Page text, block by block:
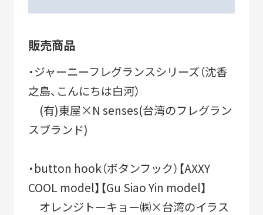
SDGs
デザイナー コラボレーション
グッドデザイン賞 すみだ3M運動
フロンティアすみだ塾
クラウドファンディング 職人
ベストオブすみだモダン
販売商品
・ジャーニーフレグランスシリーズ（沈香
之島、こんにちは白河）
(有)東屋×N senses(台湾のフレグラン
スブランド)
・button hook（ボタンフック）【AXXY
COOL model】【Gu Siao Yin model】
オレンジトーキョー㈱×台湾のイラス